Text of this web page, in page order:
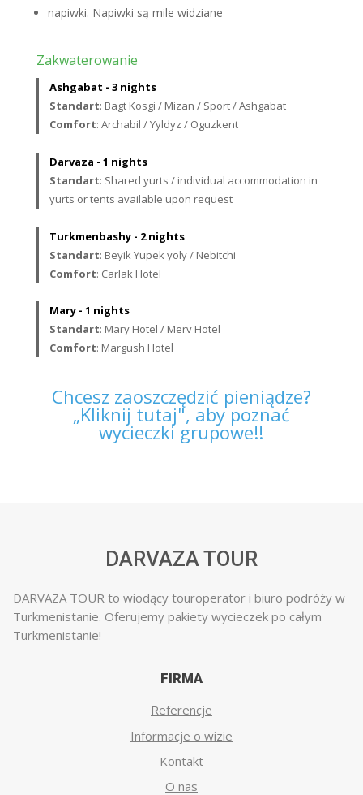
napiwki. Napiwki są mile widziane
Zakwaterowanie
Ashgabat - 3 nights
Standart: Bagt Kosgi / Mizan / Sport / Ashgabat
Comfort: Archabil / Yyldyz / Oguzkent
Darvaza - 1 nights
Standart: Shared yurts / individual accommodation in
yurts or tents available upon request
Turkmenbashy - 2 nights
Standart: Beyik Yupek yoly / Nebitchi
Comfort: Carlak Hotel
Mary - 1 nights
Standart: Mary Hotel / Merv Hotel
Comfort: Margush Hotel
Chcesz zaoszczędzić pieniądze?
„Kliknij tutaj", aby poznać
wycieczki grupowe!!
DARVAZA TOUR
DARVAZA TOUR to wiodący touroperator i biuro podróży w
Turkmenistanie. Oferujemy pakiety wycieczek po całym
Turkmenistanie!
FIRMA
Referencje
Informacje o wizie
Kontakt
O nas